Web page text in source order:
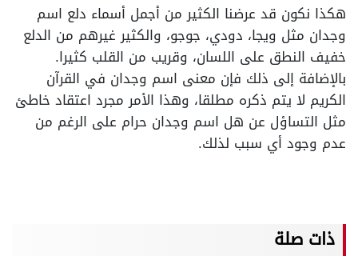
هكذا نكون قد عرضنا الكثير من أجمل أسماء دلع اسم
وجدان مثل ويجا، دودي، جوجو، والكثير غيرهم من الدلع
خفيف النطق على اللسان، وقريب من القلب كثيرا.
بالإضافة إلى ذلك فإن معنى اسم وجدان في القرآن
الكريم لا يتم ذكره مطلقا، وهذا الأمر مجرد اعتقاد خاطئ
مثل التساؤل عن هل اسم وجدان حرام على الرغم من
عدم وجود أي سبب لذلك.
ذات صلة